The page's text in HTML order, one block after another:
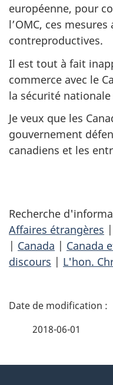
européenne, pour
l’OMC, ces
contreproductives.
Il est tout à fait
commerce avec le
la sécurité
Je veux que les
gouvernement
canadiens et les
Recherche
Affaires étrangères |
| Canada | Canada
discours | L'hon.
D
2018-06-01